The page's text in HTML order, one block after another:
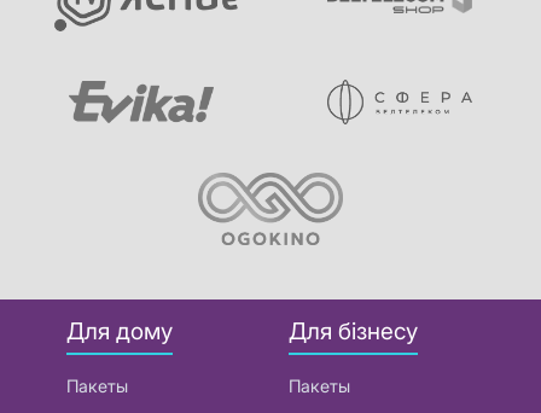
Для дому
Пакеты
Для бізнесу
Пакеты